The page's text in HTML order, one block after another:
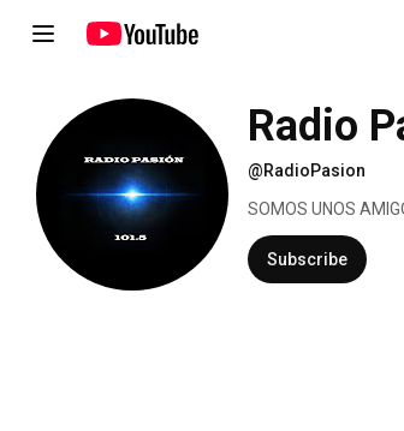
Radio
@RadioPasion
SOMOS UNOS
Subscribe